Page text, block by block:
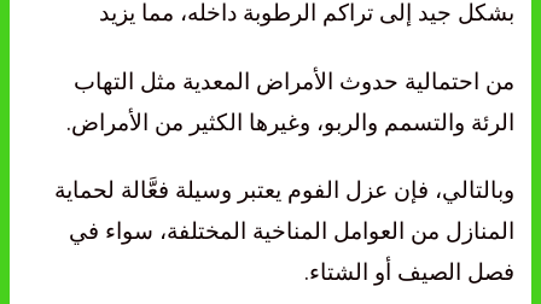
بشكل جيد إلى تراكم الرطوبة داخله، مما يزيد
من احتمالية حدوث الأمراض المعدية مثل التهاب
الرئة والتسمم والربو، وغيرها الكثير من الأمراض.
وبالتالي، فإن عزل الفوم يعتبر وسيلة فعَّالة لحماية
المنازل من العوامل المناخية المختلفة، سواء في
فصل الصيف أو الشتاء.